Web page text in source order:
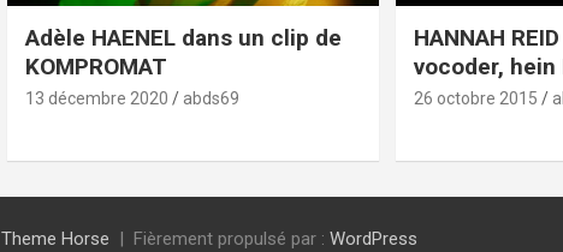
Adèle HAENEL dans un clip de
KOMPROMAT
13 décembre 2020 abds69
HANNAH
vocoder, hein
26 octobre 2015
Theme Horse Fièrement propulsé par : WordPress